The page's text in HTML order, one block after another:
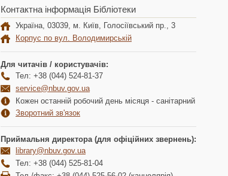
Контактна інформація Бібліотеки
Україна, 03039, м. Київ, Голосіївський пр., 3
Корпус по вул. Володимирській
Для читачів / користувачів:
Тел: +38 (044) 524-81-37
service@nbuv.gov.ua
Кожен останній робочий день місяця - санітарний
Зворотний зв'язок
Приймальня директора (для офіційних звернень):
library@nbuv.gov.ua
Тел: +38 (044) 525-81-04